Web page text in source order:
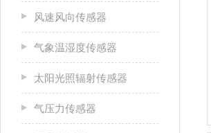
风速风向传感器
气象温湿度传感器
太阳光照辐射传感器
气压力传感器